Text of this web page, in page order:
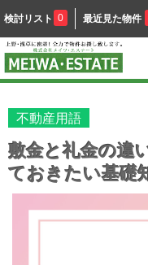
検討リスト 0 最近見た物件
不動産用語
敷金と礼金の違
ておきたい基礎